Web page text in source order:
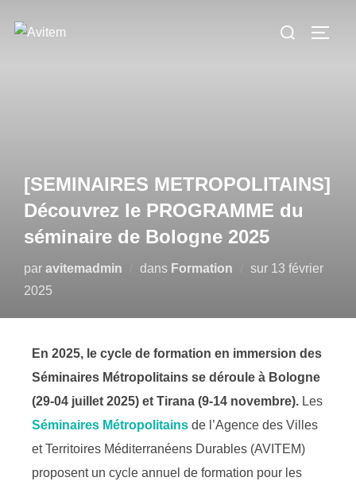
[SEMINAIRES METROPOLITAINS]
Découvrez le PROGRAMME du
séminaire de Bologne 2025
par avitemadmin dans Formation sur 13 février
2025
En 2025, le cycle de formation en immersion des
Séminaires Métropolitains se déroule à Bologne
(29-04 juillet 2025) et Tirana (9-14 novembre). Les
Séminaires Métropolitains de l’Agence des Villes
et Territoires Méditerranéens Durables (AVITEM)
proposent un cycle annuel de formation pour les